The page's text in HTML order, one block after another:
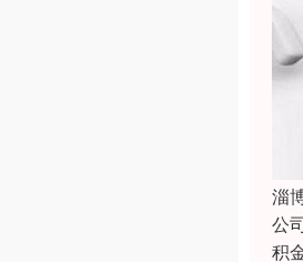
淄
公
积